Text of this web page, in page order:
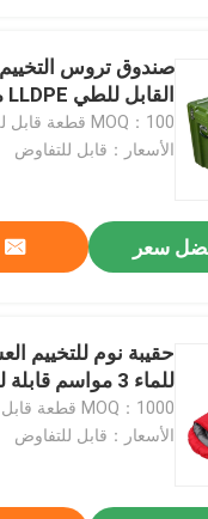
تكتيكية
صندوق تروس
القابل للطي LLDPE مقاوم للماء
MOQ：100 قطعة قابل للتفاوض
الأسعار：قابل للتفاوض
سعر
حقيبة نوم للتخييم
للماء 3 مواسم قابلة للتنفس
MOQ：1000 قطعة قابل للتفاوض
الأسعار：قابل للتفاوض